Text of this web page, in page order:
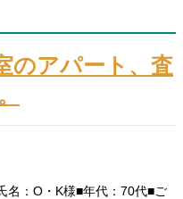
のアパート、査
名：O・K様■年代：70代■ご